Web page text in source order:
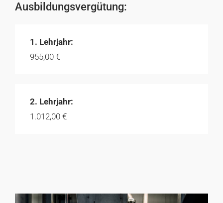
Ausbildungsvergütung:
1. Lehrjahr:
955,00 €
2. Lehrjahr:
1.012,00 €